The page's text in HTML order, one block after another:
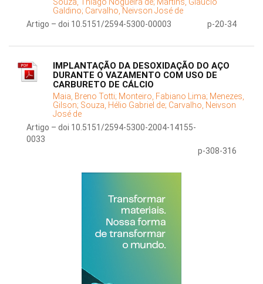
Souza, Thiago Nogueira de; Martins, Glaucio
Galdino; Carvalho, Neivson José de
Artigo – doi 10.5151/2594-5300-00003
p-20-34
IMPLANTAÇÃO DA DESOXIDAÇÃO DO AÇO
DURANTE O VAZAMENTO COM USO DE
CARBURETO DE CÁLCIO
Maia, Breno Totti; Monteiro, Fabiano Lima; Menezes,
Gilson; Souza, Hélio Gabriel de; Carvalho, Neivson
José de
Artigo – doi 10.5151/2594-5300-2004-14155-
0033
p-308-316